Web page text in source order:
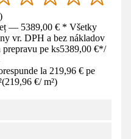
)
— 5389,00 € * Všetky
vr. DPH a bez nákladov
prepravu pe ks5389,00 €*/
la 219,96 € pe
(219,96 €/ m²)